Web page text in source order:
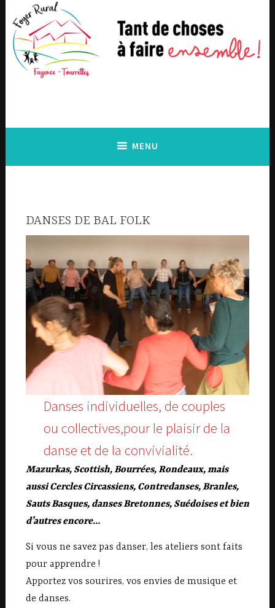
Accéder
au
contenu
principal
MENU
DANSES DE BAL FOLK
Danses individuelles, de couples
ou collectives,pour le plaisir de la
danse et de la convivialité.
Mazurkas, Scottish, Bourrées, Rondeaux, mais
aussi Cercles Circassiens, Contredanses, Branles,
Sauts Basques, danses Bretonnes, Suédoises et bien
d’autres encore…
Si vous ne savez pas danser, les ateliers sont faits
pour apprendre !
Apportez vos sourires, vos envies de musique et
de danses.